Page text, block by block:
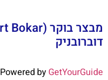
דוברובניק
Powered byGetYourGuide